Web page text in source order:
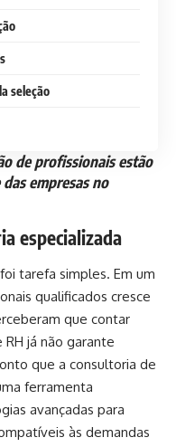
seleção
de profissionais estão
empresas no
especializada
tarefa simples. Em um
qualificados cresce
que contar
já não garante
que a consultoria de
ferramenta
avançadas para
às demandas